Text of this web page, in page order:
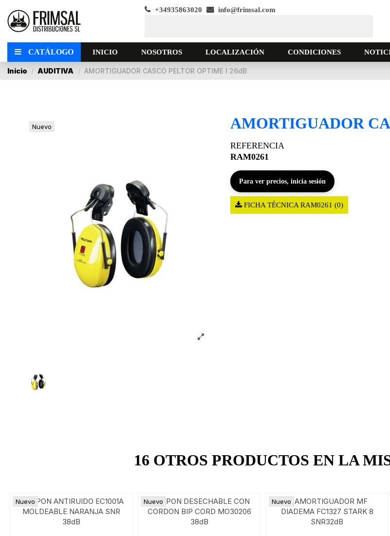
+34935863020
info@frimsal.com
CATÁLOGO INICIO NOSOTROS LOCALIZACIÓN CONDICIONES
Inicio AUDITIVA AMORTIGUADOR CASCO PELTOR OPTIME I 26dB
Nuevo AMORTIGUADOR
REFERENCIA
RAM0261
Para ver precios, inicia sesión
FICHA TÉCNICA RAM0261 (0)
16 OTROS PRODUCTOS EN LA
Nuevo Nuevo Nuevo